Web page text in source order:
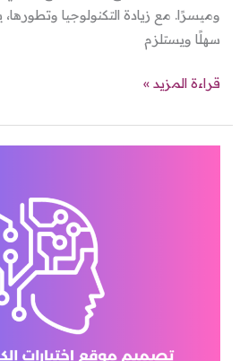
وميسرًا. مع زيادة التكنولوجيا
سهلًا ويستلزم
قراءة المزيد »